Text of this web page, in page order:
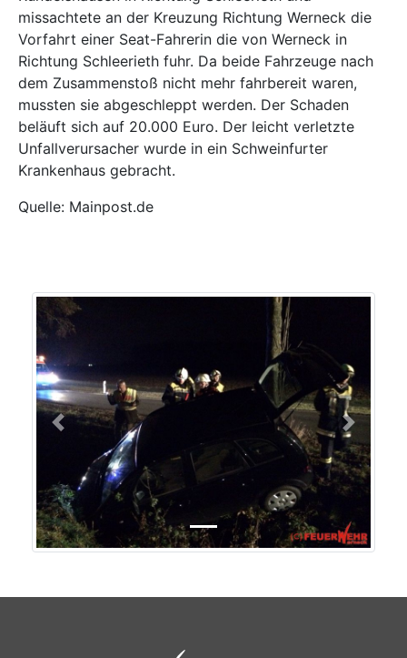
missachtete an der Kreuzung Richtung Werneck die
Vorfahrt einer Seat-Fahrerin die von Werneck in
Richtung Schleerieth fuhr. Da beide Fahrzeuge nach
dem Zusammenstoß nicht mehr fahrbereit waren,
mussten sie abgeschleppt werden. Der Schaden
beläuft sich auf 20.000 Euro. Der leicht verletzte
Unfallverursacher wurde in ein Schweinfurter
Krankenhaus gebracht.
Quelle: Mainpost.de
Previous Next